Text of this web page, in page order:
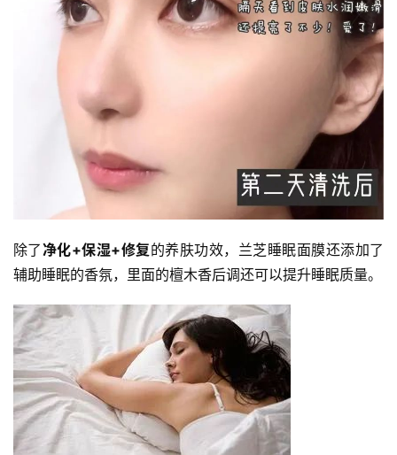
除了净化+保湿+修复的养肤功效，兰芝睡眠面膜还添加了
辅助睡眠的香氛，里面的檀木香后调还可以提升睡眠质量。